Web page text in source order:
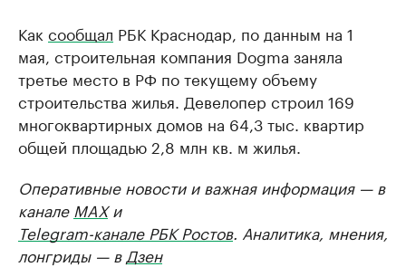
Как сообщал РБК Краснодар, по данным на 1
мая, строительная компания Dogma заняла
третье место в РФ по текущему объему
строительства жилья. Девелопер строил 169
многоквартирных домов на 64,3 тыс. квартир
общей площадью 2,8 млн кв. м жилья.
Оперативные новости и важная информация — в
канале MAXи
Telegram-канале РБК Ростов. Аналитика, мнения,
лонгриды — в Дзен